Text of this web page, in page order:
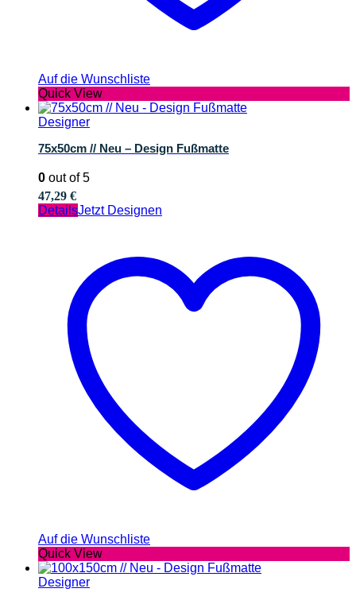
Auf die Wunschliste
Quick View
Designer
75x50cm // Neu – Design Fußmatte
0 out of 5
47,29 €
DetailsJetzt Designen
Auf die Wunschliste
Quick View
Designer